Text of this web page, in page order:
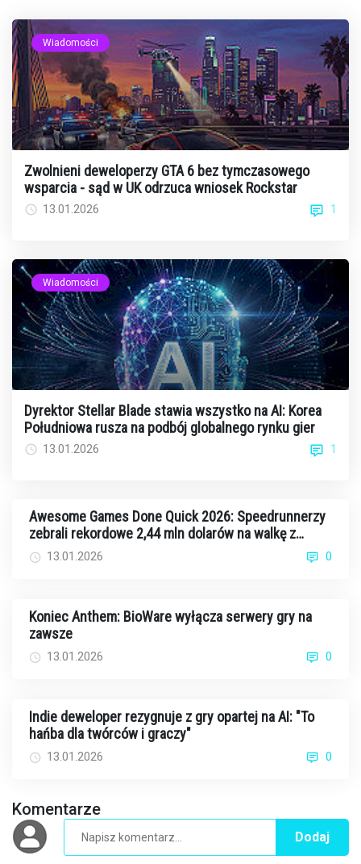
Wiadomości
Zwolnieni deweloperzy GTA 6 bez tymczasowego
wsparcia - sąd w UK odrzuca wniosek Rockstar
13.01.2026 1
Wiadomości
Dyrektor Stellar Blade stawia wszystko na AI: Korea
Południowa rusza na podbój globalnego rynku gier
13.01.2026 1
Awesome Games Done Quick 2026: Speedrunnerzy
zebrali rekordowe 2,44 mln dolarów na walkę z
rakiem13.01.2026 0
Koniec Anthem: BioWare wyłącza serwery gry na
zawsze
13.01.2026 0
Indie deweloper rezygnuje z gry opartej na AI: "To
hańba dla twórców i graczy"
13.01.2026 0
Komentarze
Dodaj